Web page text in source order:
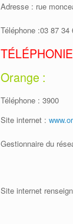
Adresse : rue
Téléphone :03 87 34
Orange :
Téléphone : 3900
Site internet :
Gestionnaire du
Site internet